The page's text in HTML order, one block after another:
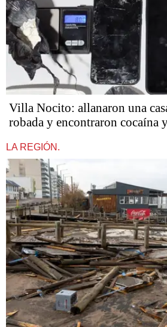
Villa Nocito: allanaron una
robada y encontraron cocaína
LA REGIÓN.